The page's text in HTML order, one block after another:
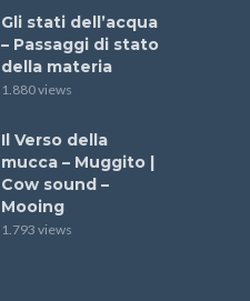
Gli stati dell’acqua
– Passaggi di stato
della materia
1.880 views
Il Verso della
mucca – Muggito |
Cow sound –
Mooing
1.793 views